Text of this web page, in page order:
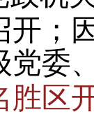
开；
党委
胜区